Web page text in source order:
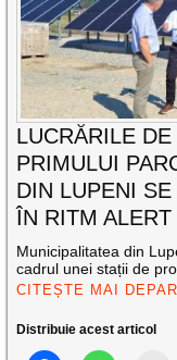
LUCRĂRILE
PRIMULUI
DIN LUPENI
ÎN RITM ALERT
Municipalitatea din
cadrul unei stații de
CITEȘTE MAI
Distribuie acest articol